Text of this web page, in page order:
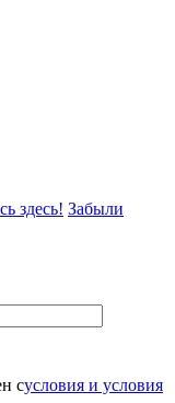
здесь! Забыли
сусловия и условия